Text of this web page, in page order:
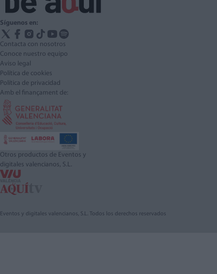
Síguenos en:
Contacta con nosotros
Conoce nuestro equipo
Aviso legal
Política de cookies
Política de privacidad
Amb el finançament de:
Otros productos de Eventos y
digitales valencianos, S.L.
Eventos y digitales valencianos, S.L. Todos los derechos reservados